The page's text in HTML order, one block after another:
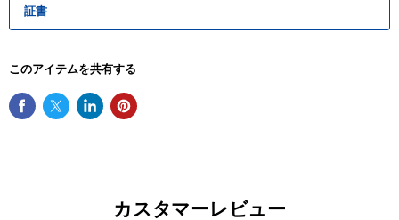
証書
このアイテムを共有する
カスタマーレビュー